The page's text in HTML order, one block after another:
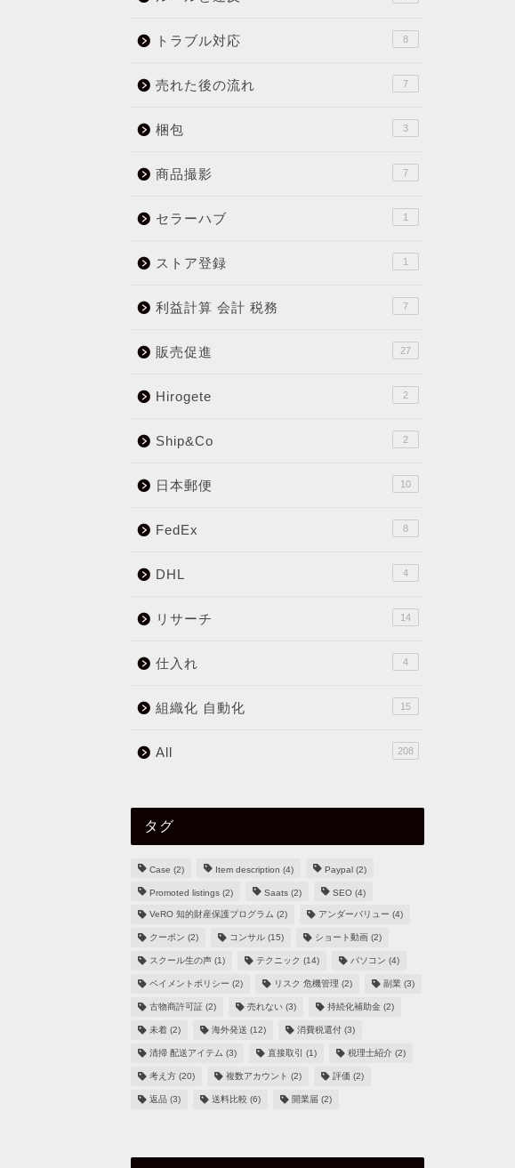
トラブル対応 8
売れた後の流れ 7
梱包 3
商品撮影 7
セラーハブ 1
ストア登録 1
利益計算 会計 税務 7
販売促進 27
Hirogete 2
Ship&Co 2
日本郵便 10
FedEx 8
DHL 4
リサーチ 14
仕入れ 4
組織化 自動化 15
All 208
タグ
Case (2) Item description (4) Paypal(2)
Promoted listings(2) Saats(2) SEO(4)
VeRO 知的財産保護プログラム (2) アンダーバリュー (4)
クーポン (2) コンサル(15) ショート動画(2)
スクール生の声(1) テクニック (14) パソコン (4)
ペイメントポリシー (2) リスク 危機管理 (2) 副業 (3)
古物商許可証(2) 売れない(3) 持続化補助金(2)
未着(2) 海外発送 (12) 消費税還付(3)
清掃 配送アイテム (3) 直接取引 (1) 税理士紹介(2)
考え方(20) 複数アカウント (2) 評価 (2)
返品(3) 送料比較 (6) 開業届 (2)